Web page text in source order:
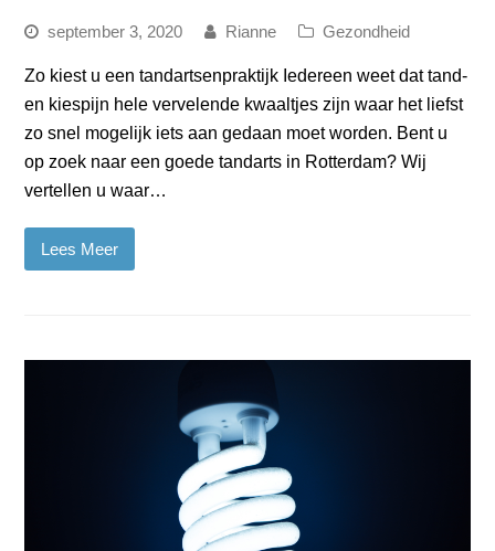
september 3, 2020 Rianne Gezondheid
Zo kiest u een tandartsenpraktijk Iedereen weet dat tand-
en kiespijn hele vervelende kwaaltjes zijn waar het liefst
zo snel mogelijk iets aan gedaan moet worden. Bent u
op zoek naar een goede tandarts in Rotterdam? Wij
vertellen u waar…
Lees Meer